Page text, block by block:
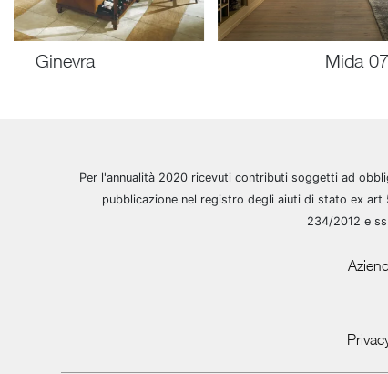
Ginevra Mida 07
Per l'annualità 2020 ricevuti contributi soggetti ad
pubblicazione nel registro degli aiuti di stato ex art
234/2012 e